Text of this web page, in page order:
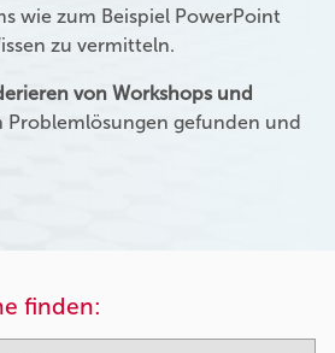
wie zum Beispiel PowerPoint
zu vermitteln.
von Workshops und
Problemlösungen gefunden und
finden: